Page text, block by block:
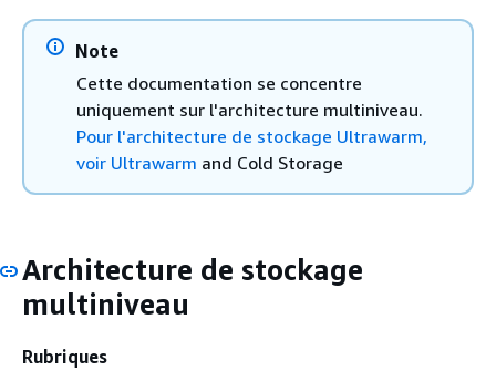
Note
Cette documentation se concentre
uniquement sur l'architecture multiniveau.
Pour l'architecture de stockage Ultrawarm,
voir Ultrawarm and Cold Storage
Architecture de stockage
multiniveau
Rubriques